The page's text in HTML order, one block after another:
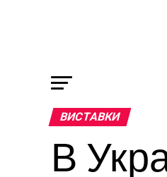
ВИСТАВКИ
В